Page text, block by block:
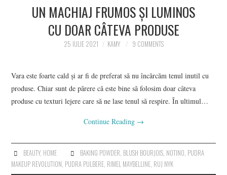
UN MACHIAJ FRUMOS ȘI LUMINOS
CU DOAR CÂTEVA PRODUSE
25 IULIE 2021 KAMY 9 COMMENTS
Vara este foarte cald și ar fi de preferat să nu încărcăm tenul inutil cu
produse. Chiar sunt de părere că este bine să folosim doar câteva
produse cu texturi lejere care să ne lase tenul să respire. În ultimul…
Continue Reading →
BEAUTY, HOME BAKING POWDER BLUSH BOURJOIS, NOTINO PUDRA
MAKEUP REVOLUTION PUDRA PULBERE RIMEL MAYBELLINE RUJ NYK